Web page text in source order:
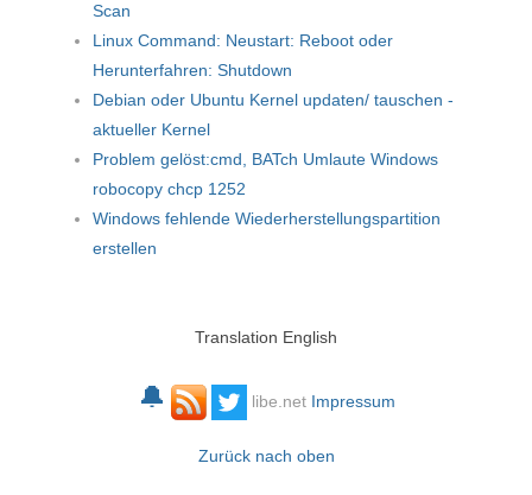
Scan
Linux Command: Neustart: Reboot oder
Herunterfahren: Shutdown
Debian oder Ubuntu Kernel updaten/ tauschen -
aktueller Kernel
Problem gelöst:cmd, BATch Umlaute Windows
robocopy chcp 1252
Windows fehlende Wiederherstellungspartition
erstellen
Translation English
🔔 libe.net Impressum
Zurück nach oben